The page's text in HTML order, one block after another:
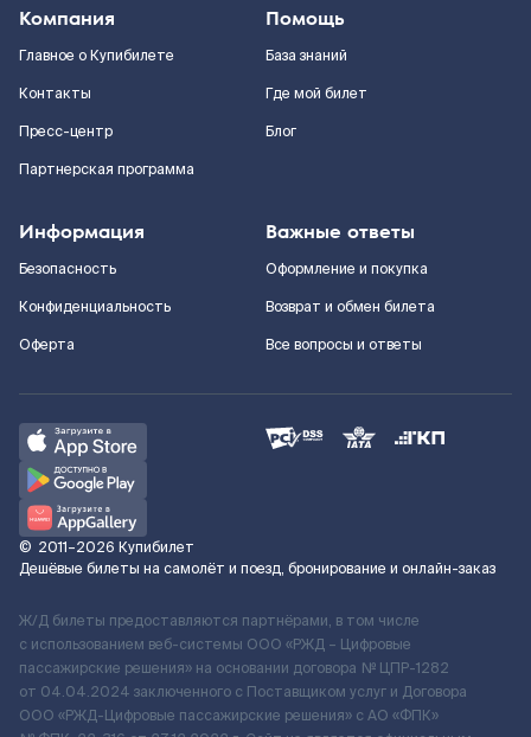
Компания
Главное о Купибилете
Контакты
Пресс-центр
Партнерская программа
Помощь
База знаний
Где мой билет
Блог
Информация
Безопасность
Конфиденциальность
Оферта
Важные ответы
Оформление и покупка
Возврат и обмен билета
Все вопросы и ответы
© 2011–2026 Купибилет
Дешёвые билеты на самолёт и поезд, бронирование и онлайн-заказ
Ж/Д билеты предоставляются партнёрами, в том числе
с использованием веб-системы ООО «РЖД – Цифровые
пассажирские решения» на основании договора № ЦПР-1282
от 04.04.2024 заключенного с Поставщиком услуг и Договора
ООО «РЖД-Цифровые пассажирские решения» c АО «ФПК»